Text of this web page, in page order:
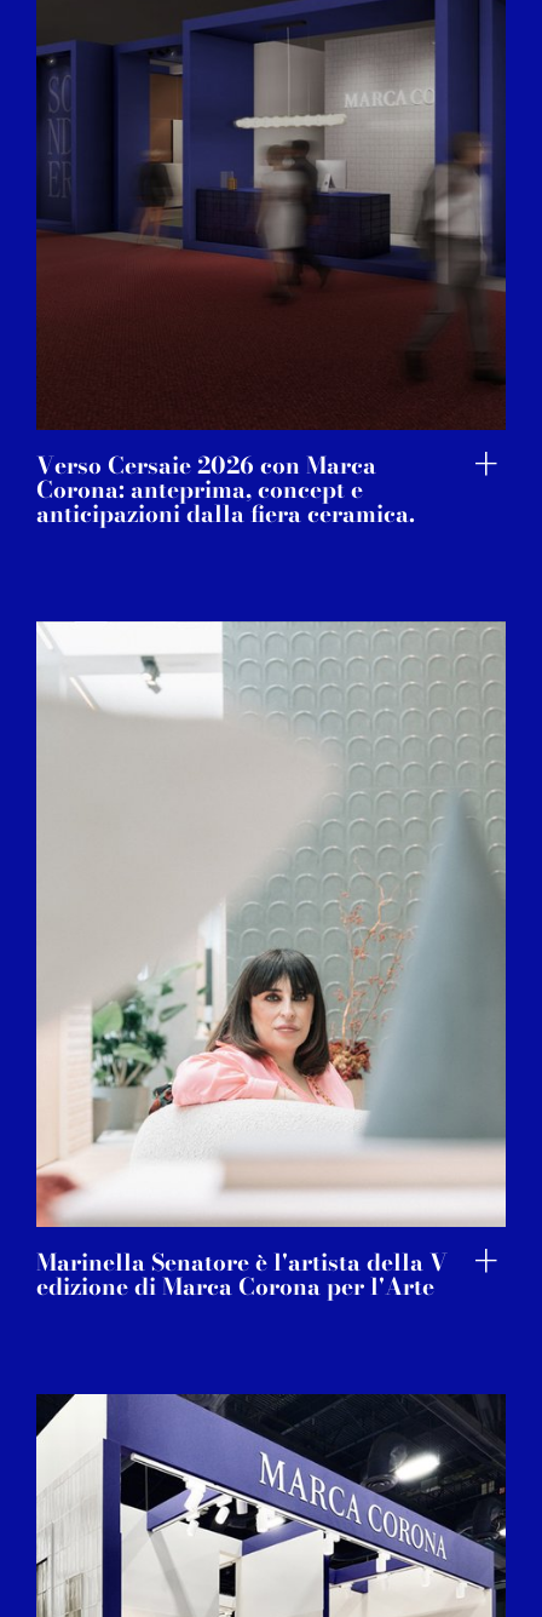
Verso Cersaie 2026 con Marca
Corona: anteprima, concept e
anticipazioni dalla fiera ceramica.
Marinella Senatore è l'artista della V
edizione di Marca Corona per l'Arte